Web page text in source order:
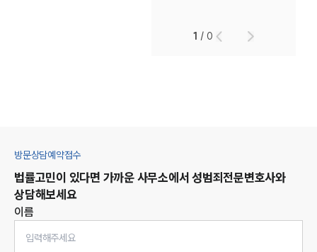
1 /0
방문상담예약접수
법률고민이 있다면 가까운 사무소에서 성범죄전문변호사와
상담해보세요
이름